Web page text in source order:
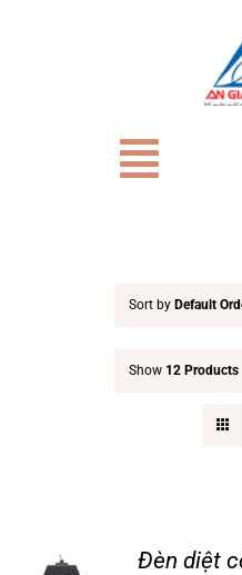
Toggle
Sort by Default
Show 12 Products
Đèn diệt